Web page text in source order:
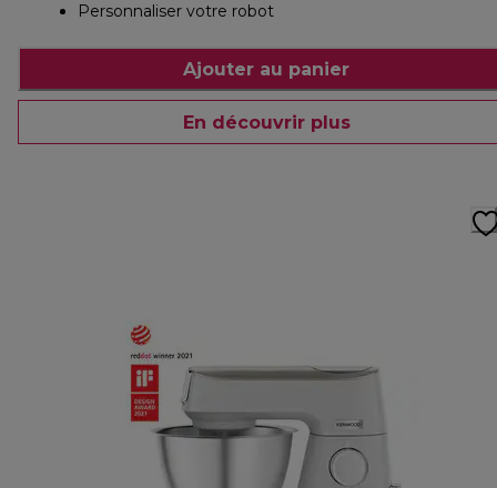
Personnaliser votre robot
Ajouter au panier
En découvrir plus